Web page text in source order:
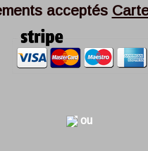
acceptés
ou